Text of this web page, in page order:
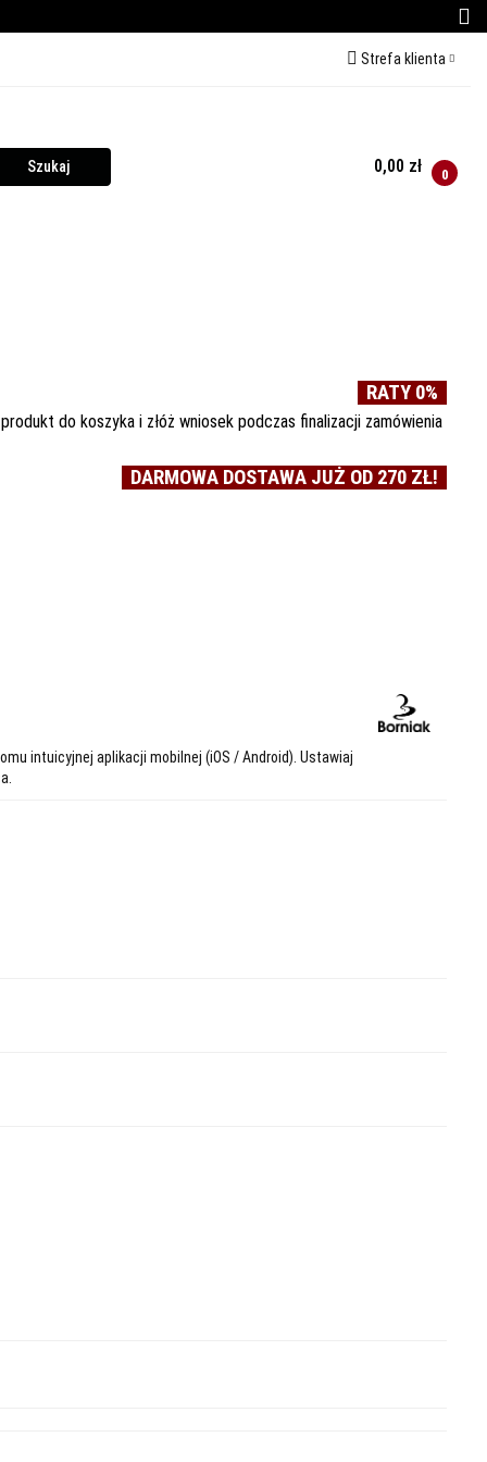
Strefa klienta
Dodaj zgłoszenie
0,00 zł 0
RATY 0%
do koszyka i złóż wniosek podczas finalizacji zamówienia
DARMOWA DOSTAWA JUŻ OD 270 ZŁ!
intuicyjnej aplikacji mobilnej (iOS / Android). Ustawiaj